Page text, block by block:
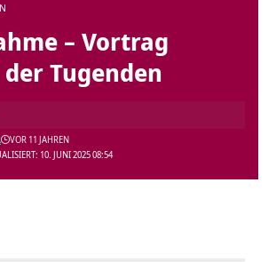
– Vortrag
Tugenden
10. JUNI 2025 08:54
VOR 11 JAHREN